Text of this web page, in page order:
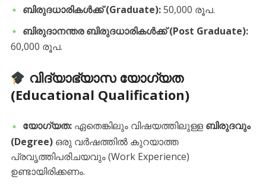
ബിരുദധാരികൾക്ക് (Graduate):50,000 രൂപ.
ബിരുദാനന്തര ബിരുദധാരികൾക്ക് (Post Graduate):
60,000 രൂപ.
വിദ്യാഭ്യാസ യോഗ്യത
(Educational Qualification)
യോഗ്യത:ഏതെങ്കിലും വിഷയത്തിലുള്ള ബിരുദവും
(Degree)ഒരു വർഷത്തിൽ കുറയാത്ത
പ്രവൃത്തിപരിചയവും (Work Experience)
ഉണ്ടായിരിക്കണം.